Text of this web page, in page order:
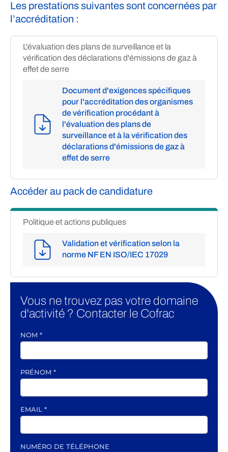
Les prestations suivantes sont concernées par
l’accréditation :
L'évaluation des plans de surveillance et la
vérification des déclarations d'émissions de gaz à
effet de serre
Document d'exigences spécifiques
pour l'accréditation des organismes
de vérification procédant à
l'évaluation des plans de
surveillance et à la vérification des
déclarations d'émissions de gaz à
effet de serre
Accéder au pack de candidature
Politique et actions publiques
Validation et vérification selon la
norme NF EN ISO/IEC 17029
Vous ne trouvez pas votre domaine
d'activité ? Contacter le Cofrac
NOM *
PRÉNOM *
EMAIL *
NUMÉRO DE TÉLÉPHONE